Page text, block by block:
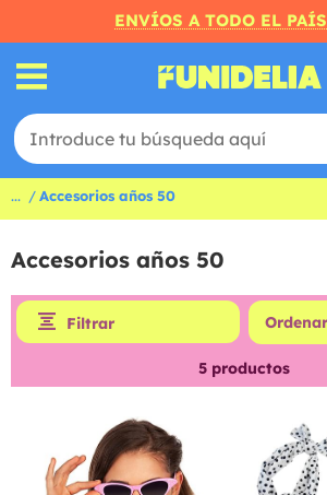
ENVÍOS A TODO EL PAÍS
... Accesorios años 50
Accesorios años 50
Filtrar
5 productos